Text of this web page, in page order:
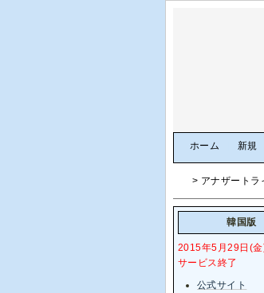
ホーム 新規
> アナザートラ
韓国版
2015年5月29日(
サービス終了
公式サイト